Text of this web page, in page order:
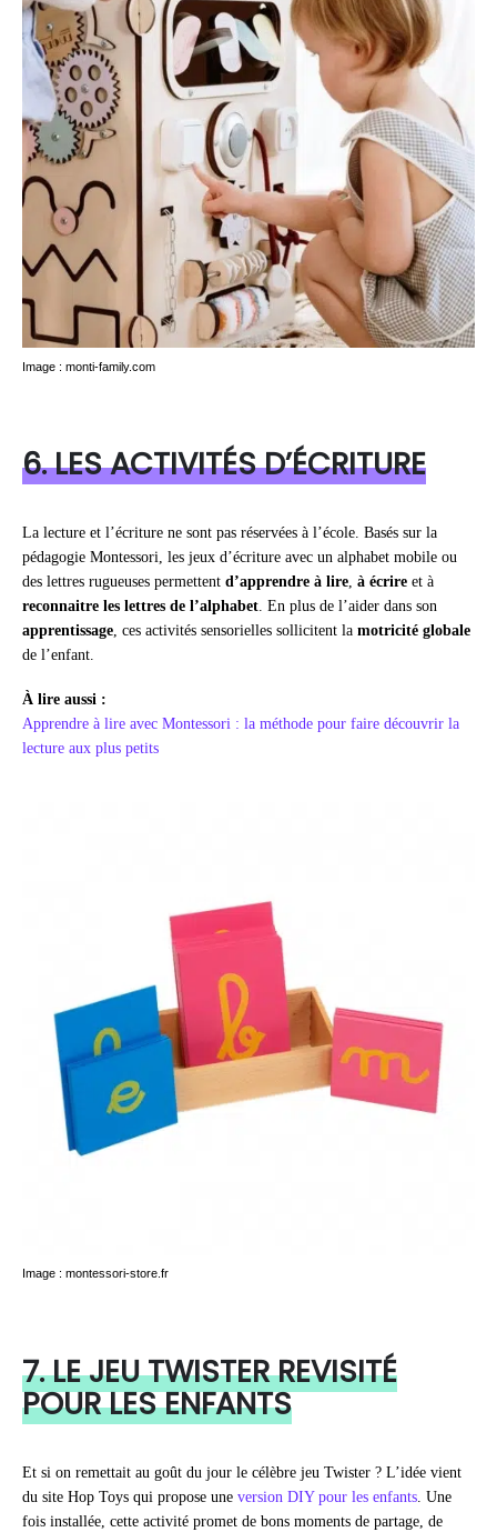
Image : monti-family.com
6. LES ACTIVITÉS D’ÉCRITURE
La lecture et l’écriture ne sont pas réservées à l’école. Basés sur la
pédagogie Montessori, les jeux d’écriture avec un alphabet mobile ou
des lettres rugueuses permettent d’apprendre à lire, à écrire et à
reconnaitre les lettres de l’alphabet. En plus de l’aider dans son
apprentissage, ces activités sensorielles sollicitent la motricité globale
de l’enfant.
À lire aussi :
Apprendre à lire avec Montessori : la méthode pour faire découvrir la
lecture aux plus petits
Image : montessori-store.fr
7. LE JEU TWISTER REVISITÉ
POUR LES ENFANTS
Et si on remettait au goût du jour le célèbre jeu Twister ? L’idée vient
du site Hop Toys qui propose une version DIY pour les enfants. Une
fois installée, cette activité promet de bons moments de partage, de